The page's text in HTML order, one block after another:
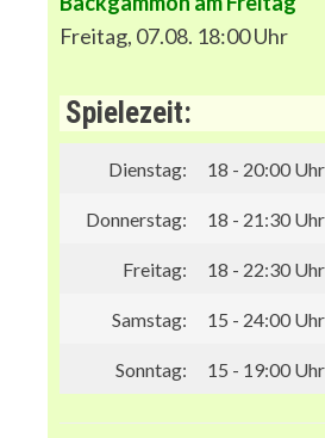
Freitag, 07.08. 18:00 Uhr
Spielezeit:
Dienstag: 18 - 20:00 Uhr
Donnerstag: 18 - 21:30 Uhr
Freitag: 18 - 22:30 Uhr
Samstag: 15 - 24:00 Uhr
Sonntag: 15 - 19:00 Uhr